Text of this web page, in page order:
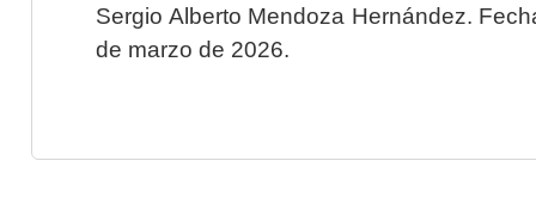
Sergio Alberto Mendoza Hernández.
de marzo de 2026.